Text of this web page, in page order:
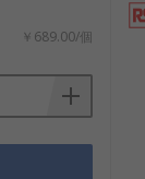
￥689.00/個